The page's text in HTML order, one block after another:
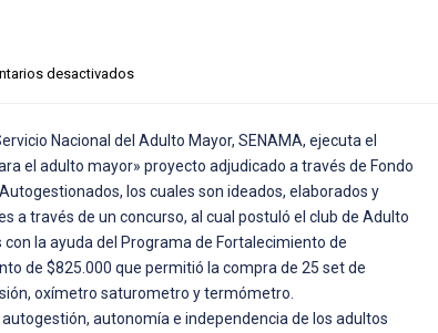
desactivados
Nacional del Adulto Mayor, SENAMA, ejecuta el
el adulto mayor» proyecto adjudicado a través de Fondo
los cuales son ideados, elaborados y
a través de un concurso, al cual postuló el club de Adulto
la ayuda del Programa de Fortalecimiento de
de $825.000 que permitió la compra de 25 set de
oxímetro saturometro y termómetro.
autonomía e independencia de los adultos